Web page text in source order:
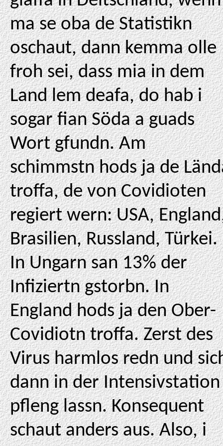
ma se oba de Statistikn
oschaut, dann kemma olle
froh sei, dass mia in dem
Land lem deafa, do hab i
sogar fian Söda a guads
Wort gfundn. Am
schimmstn hods ja de
troffa, de von Covidioten
regiert wern: USA,
Brasilien, Russland, Türkei.
In Ungarn san 13% der
Infiziertn gstorbn. In
England hods ja den Ober-
Covidiotn troffa. Zerst des
Virus harmlos redn und
dann in der Intensivstation
pfleng lassn. Konsequent
schaut anders aus. Also, i